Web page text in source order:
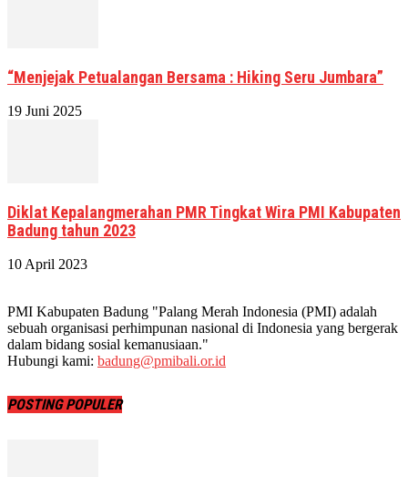
“Menjejak Petualangan Bersama : Hiking Seru Jumbara”
19 Juni 2025
Diklat Kepalangmerahan PMR Tingkat Wira PMI Kabupaten
Badung tahun 2023
10 April 2023
PMI Kabupaten Badung "Palang Merah Indonesia (PMI) adalah
sebuah organisasi perhimpunan nasional di Indonesia yang bergerak
dalam bidang sosial kemanusiaan."
Hubungi kami: badung@pmibali.or.id
POSTING POPULER